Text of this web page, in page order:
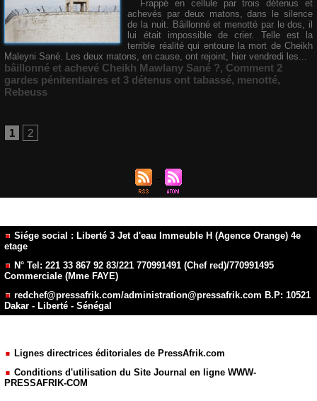
Frappé en cellule par trois détenus et
achevés par deux matons, dans le silence
de la nuit. Bâillonné et menotté par le dos, il
lui était impossible de crier. Telle est la
terrible réalité qui entoure la mort de Cheikh
Maleyni Sané. Les deux matons, en cause, ont rejoint, hier vendredi les...
bâillonné et achevé Cheikh Mawlany Sané ?, Comment 2
gardes pénitentiaires et 3 détenus ont tabassé, menotté,
Rebeuss
1 2
Siége social : Liberté 3 Jet d'eau Immeuble H (Agence Orange) 4e
etage
N° Tel: 221 33 867 92 83/221 770991491 (Chef red)/770991495
Commerciale (Mme FAYE)
redchef@pressafrik.com/administration@pressafrik.com B.P: 10521
Dakar - Liberté - Sénégal
Lignes directrices éditoriales de PressAfrik.com
Conditions d'utilisation du Site Journal en ligne WWW-
PRESSAFRIK-COM